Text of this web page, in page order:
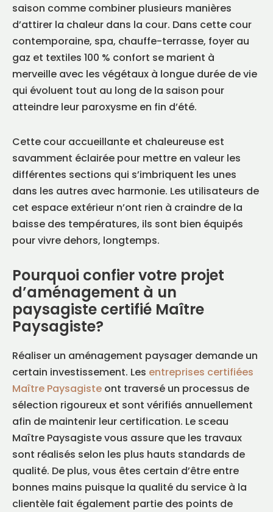
saison comme combiner plusieurs manières
d’attirer la chaleur dans la cour. Dans cette cour
contemporaine, spa, chauffe-terrasse, foyer au
gaz et textiles 100 % confort se marient à
merveille avec les végétaux à longue durée de vie
qui évoluent tout au long de la saison pour
atteindre leur paroxysme en fin d’été.
Cette cour accueillante et chaleureuse est
savamment éclairée pour mettre en valeur les
différentes sections qui s’imbriquent les unes
dans les autres avec harmonie. Les utilisateurs de
cet espace extérieur n’ont rien à craindre de la
baisse des températures, ils sont bien équipés
pour vivre dehors, longtemps.
Pourquoi confier votre projet
d’aménagement à un
paysagiste certifié Maître
Paysagiste?
Réaliser un aménagement paysager demande un
certain investissement. Les entreprises certifiées
Maître Paysagiste ont traversé un processus de
sélection rigoureux et sont vérifiés annuellement
afin de maintenir leur certification. Le sceau
Maître Paysagiste vous assure que les travaux
sont réalisés selon les plus hauts standards de
qualité. De plus, vous êtes certain d’être entre
bonnes mains puisque la qualité du service à la
clientèle fait également partie des points de